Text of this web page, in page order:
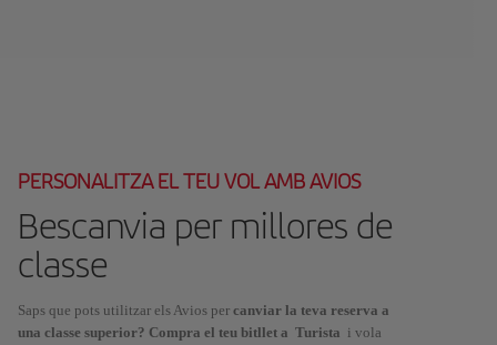
PERSONALITZA EL TEU VOL AMB AVIOS
Bescanvia per millores de
classe
Saps que pots utilitzar els Avios per canviar la teva reserva a
una classe superior? Compra el teu bitllet a Turista i vola